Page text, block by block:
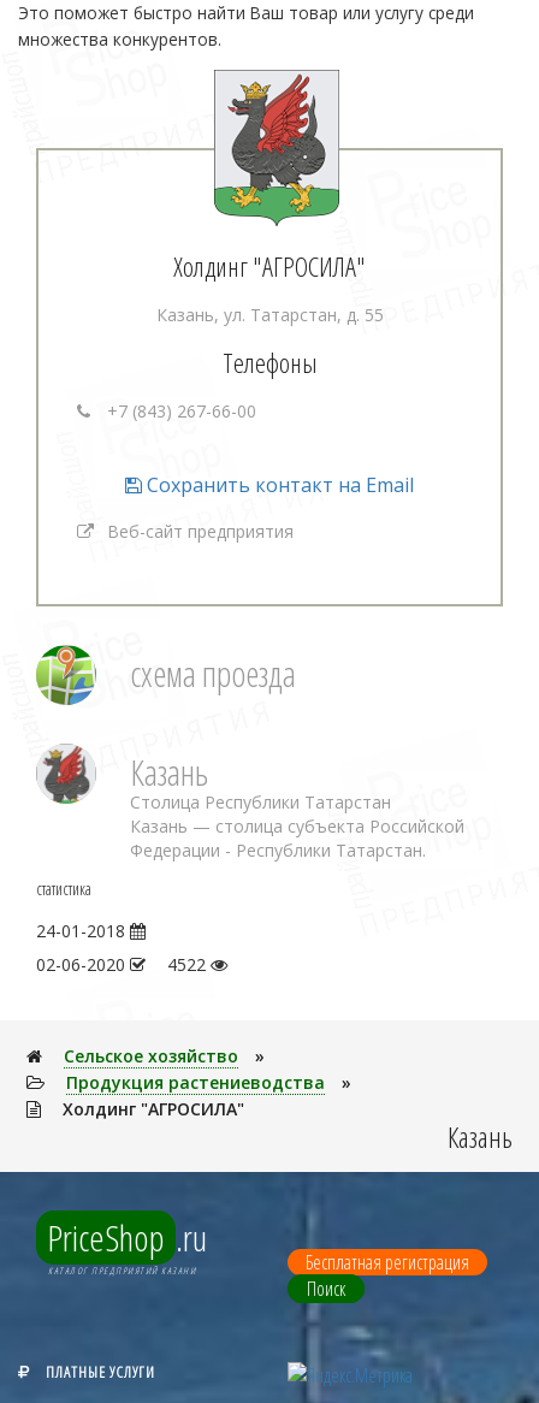
Это поможет быстро найти Ваш товар или услугу среди
множества конкурентов.
Холдинг "АГРОСИЛА"
Казань, ул. Татарстан, д. 55
Телефоны
+7 (843) 267-66-00
Сохранить контакт на Email
Веб-сайт предприятия
схема проезда
Казань
Столица Республики Татарстан
Казань — столица субъекта Российской
Федерации - Республики Татарстан.
статистика
24-01-2018
02-06-2020
4522
Сельское хозяйство
»
Продукция растениеводства
»
Холдинг "АГРОСИЛА"
Казань
PriceShop .ru
КАТАЛОГ ПРЕДПРИЯТИЙ КАЗАНИ
Бесплатная регистрация
Поиск
ПЛАТНЫЕ УСЛУГИ